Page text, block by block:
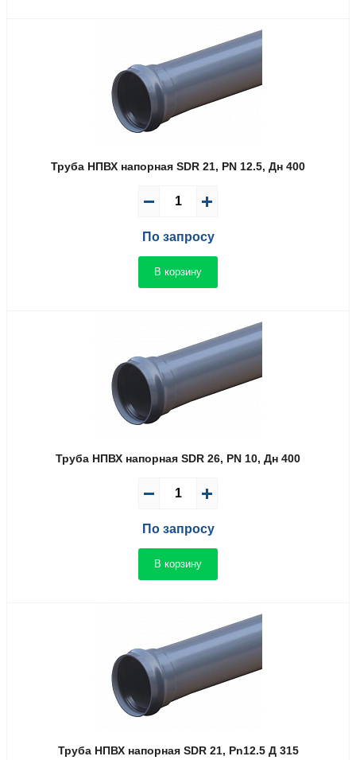
Труба НПВХ напорная SDR 21, PN 12.5, Дн 400
По запросу
В корзину
Труба НПВХ напорная SDR 26, PN 10, Дн 400
По запросу
В корзину
Труба НПВХ напорная SDR 21, Pn12.5 Д 315